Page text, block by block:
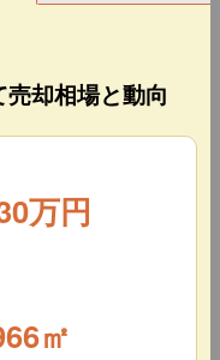
却相場と動向
万円
㎡